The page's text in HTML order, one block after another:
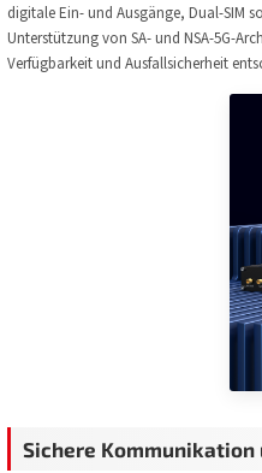
digitale Ein- und Ausgänge, Dual-SIM
Unterstützung von SA- und NSA-5G-
Verfügbarkeit und Ausfallsicherheit
Sichere